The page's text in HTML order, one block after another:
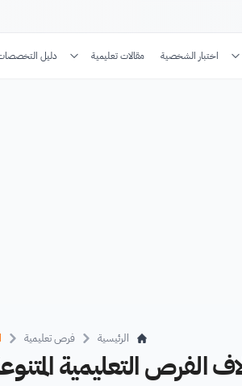
اختبار الشخصية مقالات تعليمية دليل
الرئيسية فرص تعليمية
الفرص التعليمية